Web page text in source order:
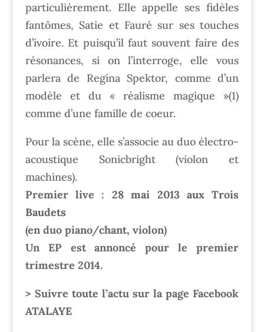
particulièrement. Elle appelle ses fidèles
fantômes, Satie et Fauré sur ses touches
d’ivoire. Et puisqu’il faut souvent faire des
résonances, si on l’interroge, elle vous
parlera de Regina Spektor, comme d’un
modèle et du « réalisme magique »(1)
comme d’une famille de coeur.
Pour la scène, elle s’associe au duo électro-
acoustique Sonicbright (violon et
machines).
Premier live : 28 mai 2013 aux Trois
Baudets
(en duo piano/chant, violon)
Un EP est annoncé pour le premier
trimestre 2014.
> Suivre toute l’actu sur la page Facebook
ATALAYE